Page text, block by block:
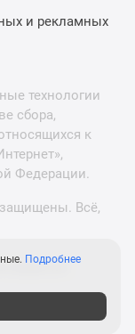
и рекламных
технологии
сбора,
к
Федерации.
Всё,
Подробнее